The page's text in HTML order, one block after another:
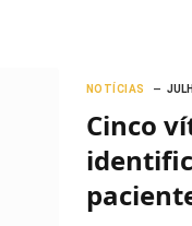
NOTÍCIAS
Cinco